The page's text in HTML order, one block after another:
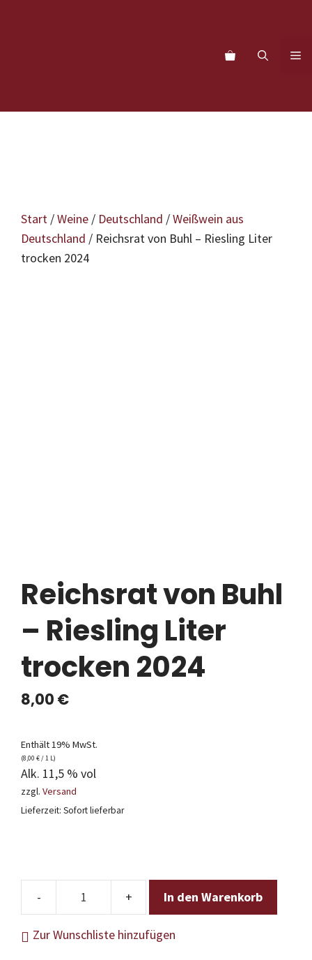
Start /Weine / Deutschland /Weißwein aus
Deutschland / Reichsrat von Buhl – Riesling Liter
trocken 2024
Reichsrat von Buhl
– Riesling Liter
trocken 2024
8,00 €
Enthält 19% MwSt.
(8,00 € / 1 L)
Alk. 11,5 % vol
zzgl. Versand
Lieferzeit: Sofort lieferbar
Reichsrat
Buhl
In den Warenkorb
Zur Wunschliste hinzufügen